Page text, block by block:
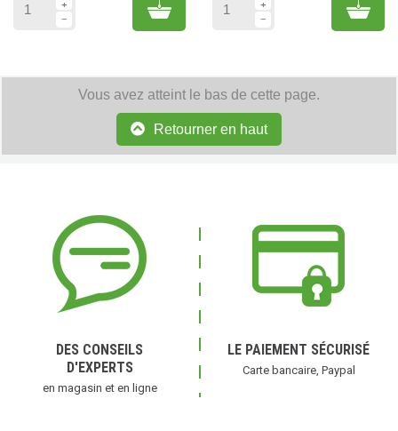
(1 avis)
Add to cart Add
Vous avez atteint le bas de cette page.
Retourner en haut
DES CONSEILS
D'EXPERTS
en magasin et en ligne
LE PAIEMENT SÉCURISÉ
Carte bancaire, Paypal